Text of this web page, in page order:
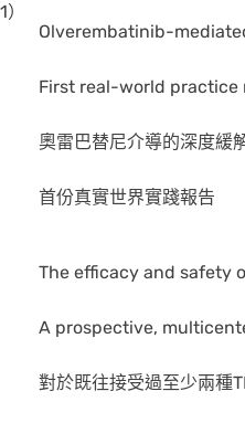
Olverembatinib-
First real-world practice
奧雷巴替尼介導的深度緩
首份真實世界實踐報告
The efficacy and safety
A prospective,
對於既往接受過至少兩種